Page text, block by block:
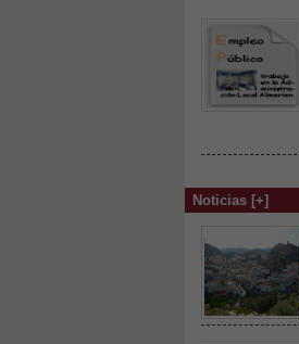
Noticias [+]